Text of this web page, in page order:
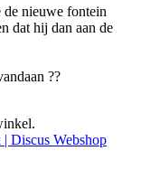
de nieuwe fontein
dat hij dan aan de
??
Discus Webshop